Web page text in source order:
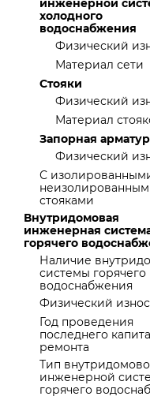
инженерной
холодного
водоснабжения
Физический
Материал сети
Стояки
Физический
Материал
Запорная
Физический
С
стояками
Внутридомовая
инженерная
горячего
Наличие
системы горячего
водоснабжения
Физический износ
Год проведения
последнего
ремонта
Тип
инженерной
горячего